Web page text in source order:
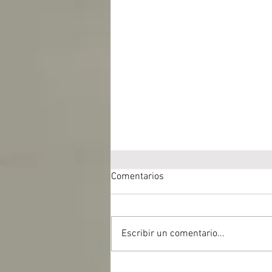
Comentarios
Escribir un comentario...